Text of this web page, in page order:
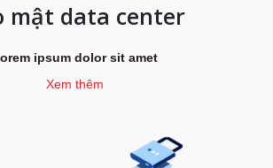
mật data center
ipsum dolor sit amet
Xem thêm